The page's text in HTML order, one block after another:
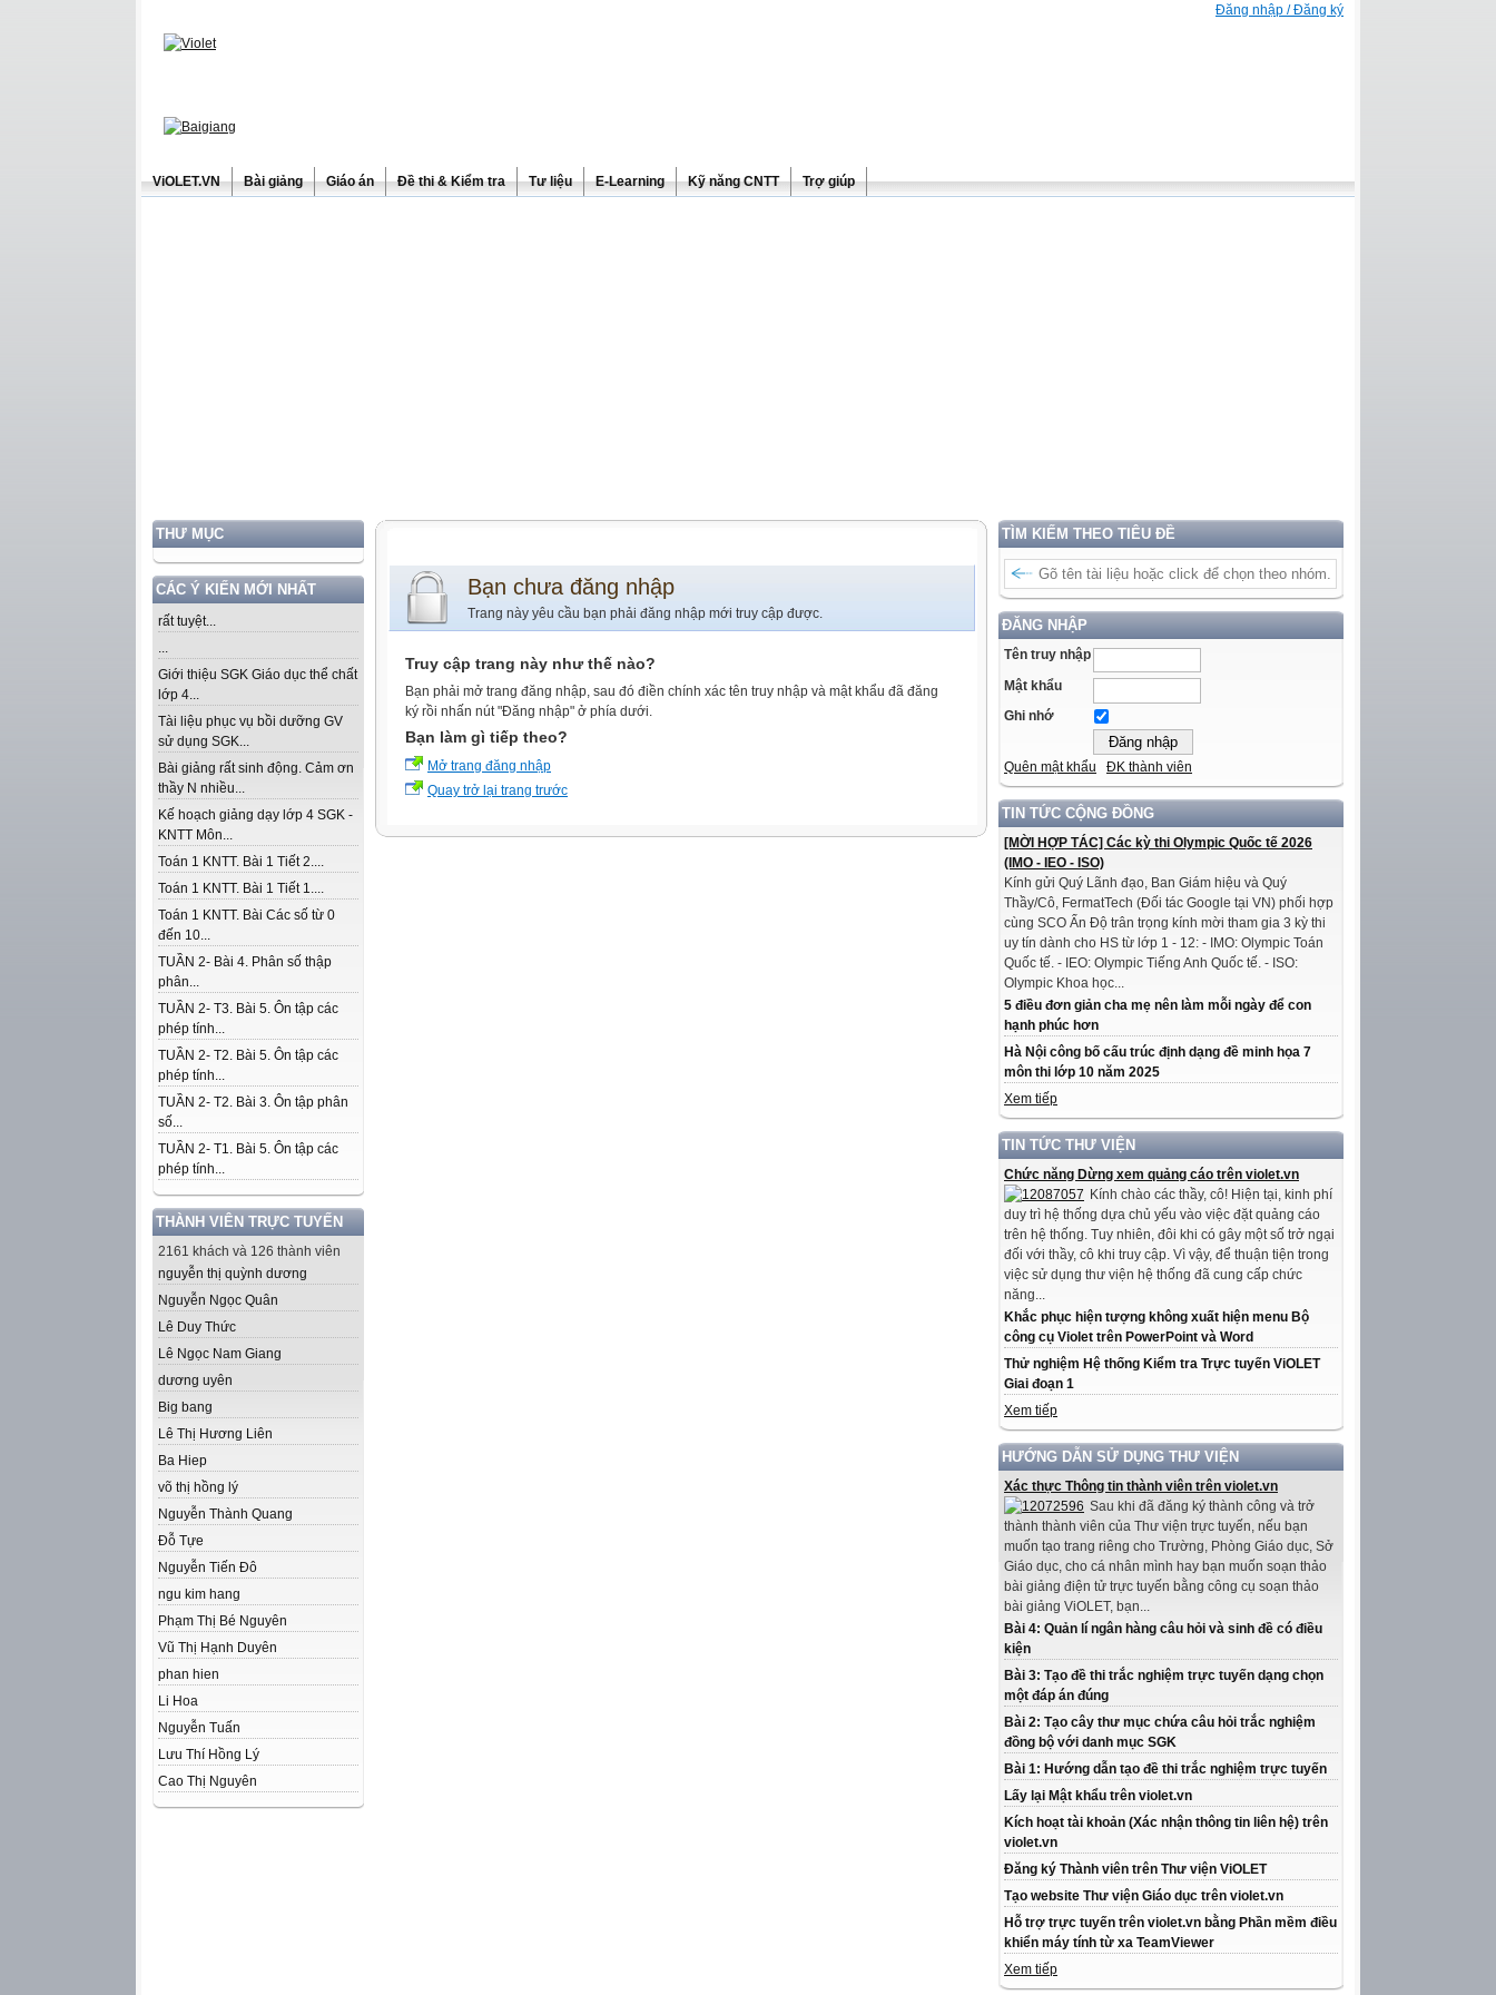
Đăng nhập / Đăng ký
ViOLET.VN Bài giảng Giáo án Đề thi & Kiểm tra Tư liệu E-Learning Kỹ năng CNTT Trợ giúp
THƯ MỤC
CÁC Ý KIẾN MỚI NHẤT
rất tuyệt...
...
Giới thiệu SGK Giáo dục thể chất
lớp 4...
Tài liệu phục vụ bồi dưỡng GV
sử dụng SGK...
Bài giảng rất sinh động. Cảm ơn
thầy N nhiều...
Kế hoạch giảng dạy lớp 4 SGK -
KNTT Môn...
Toán 1 KNTT. Bài 1 Tiết 2....
Toán 1 KNTT. Bài 1 Tiết 1....
Toán 1 KNTT. Bài Các số từ 0
đến 10...
TUẦN 2- Bài 4. Phân số thập
phân...
TUẦN 2- T3. Bài 5. Ôn tập các
phép tính...
TUẦN 2- T2. Bài 5. Ôn tập các
phép tính...
TUẦN 2- T2. Bài 3. Ôn tập phân
số...
TUẦN 2- T1. Bài 5. Ôn tập các
phép tính...
THÀNH VIÊN TRỰC TUYẾN
2161 khách và 126 thành viên
nguyễn thị quỳnh dương
Nguyễn Ngọc Quân
Lê Duy Thức
Lê Ngọc Nam Giang
dương uyên
Big bang
Lê Thị Hương Liên
Ba Hiep
võ thị hồng lý
Nguyễn Thành Quang
Đỗ Tựe
Nguyễn Tiến Đô
ngu kim hang
Phạm Thị Bé Nguyên
Vũ Thị Hạnh Duyên
phan hien
Li Hoa
Nguyễn Tuấn
Lưu Thí Hồng Lý
Cao Thị Nguyên
TÌM KIẾM THEO TIÊU ĐỀ
ĐĂNG NHẬP
Tên truy nhập
Mật khẩu
Ghi nhớ
Quên mật khẩu ĐK thành viên
TIN TỨC CỘNG ĐỒNG
[MỜI HỢP TÁC] Các kỳ thi Olympic Quốc tế 2026
(IMO - IEO - ISO)
Kính gửi Quý Lãnh đạo, Ban Giám hiệu và Quý
Thầy/Cô, FermatTech (Đối tác Google tại VN) phối hợp
cùng SCO Ấn Độ trân trọng kính mời tham gia 3 kỳ thi
uy tín dành cho HS từ lớp 1 - 12: - IMO: Olympic Toán
Quốc tế. - IEO: Olympic Tiếng Anh Quốc tế. - ISO:
Olympic Khoa học...
5 điều đơn giản cha mẹ nên làm mỗi ngày để con
hạnh phúc hơn
Hà Nội công bố cấu trúc định dạng đề minh họa 7
môn thi lớp 10 năm 2025
Xem tiếp
TIN TỨC THƯ VIỆN
Chức năng Dừng xem quảng cáo trên violet.vn
Kính chào các thầy, cô! Hiện tại, kinh phí
duy trì hệ thống dựa chủ yếu vào việc đặt quảng cáo
trên hệ thống. Tuy nhiên, đôi khi có gây một số trở ngại
đối với thầy, cô khi truy cập. Vì vậy, để thuận tiện trong
việc sử dụng thư viện hệ thống đã cung cấp chức
năng...
Khắc phục hiện tượng không xuất hiện menu Bộ
công cụ Violet trên PowerPoint và Word
Thử nghiệm Hệ thống Kiểm tra Trực tuyến ViOLET
Giai đoạn 1
Xem tiếp
HƯỚNG DẪN SỬ DỤNG THƯ VIỆN
Xác thực Thông tin thành viên trên violet.vn
Sau khi đã đăng ký thành công và trở
thành thành viên của Thư viện trực tuyến, nếu bạn
muốn tạo trang riêng cho Trường, Phòng Giáo dục, Sở
Giáo dục, cho cá nhân mình hay bạn muốn soạn thảo
bài giảng điện tử trực tuyến bằng công cụ soạn thảo
bài giảng ViOLET, bạn...
Bài 4: Quản lí ngân hàng câu hỏi và sinh đề có điều
kiện
Bài 3: Tạo đề thi trắc nghiệm trực tuyến dạng chọn
một đáp án đúng
Bài 2: Tạo cây thư mục chứa câu hỏi trắc nghiệm
đồng bộ với danh mục SGK
Bài 1: Hướng dẫn tạo đề thi trắc nghiệm trực tuyến
Lấy lại Mật khẩu trên violet.vn
Kích hoạt tài khoản (Xác nhận thông tin liên hệ) trên
violet.vn
Đăng ký Thành viên trên Thư viện ViOLET
Tạo website Thư viện Giáo dục trên violet.vn
Hỗ trợ trực tuyến trên violet.vn bằng Phần mềm điều
khiển máy tính từ xa TeamViewer
Xem tiếp
Bạn chưa đăng nhập
Trang này yêu cầu bạn phải đăng nhập mới truy cập được.
Truy cập trang này như thế nào?
Bạn phải mở trang đăng nhập, sau đó điền chính xác tên truy nhập và mật khẩu đã đăng
ký rồi nhấn nút "Đăng nhập" ở phía dưới.
Bạn làm gì tiếp theo?
Mở trang đăng nhập
Quay trở lại trang trước